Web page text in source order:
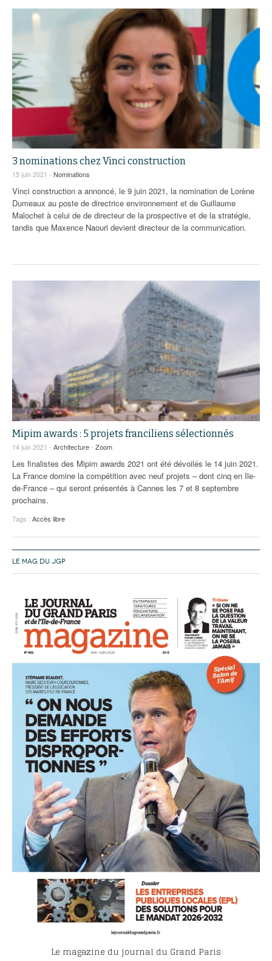
3 nominations chez Vinci construction
15 juin 2021 - Nominations
Vinci construction a annoncé, le 9 juin 2021, la nomination de Lorène
Dumeaux au poste de directrice environnement et de Guillaume
Malochet à celui de de directeur de la prospective et de la stratégie,
tandis que Maxence Naouri devient directeur de la communication.
Mipim awards : 5 projets franciliens sélectionnés
14 juin 2021 - Architecture- Zoom
Les finalistes des Mipim awards 2021 ont été dévoilés le 14 juin 2021.
La France domine la compétition avec neuf projets – dont cinq en Ile-
de-France – qui seront présentés à Cannes les 7 et 8 septembre
prochains.
Tags : Accès libre
LE MAG DU JGP
Le magazine du journal du Grand Paris